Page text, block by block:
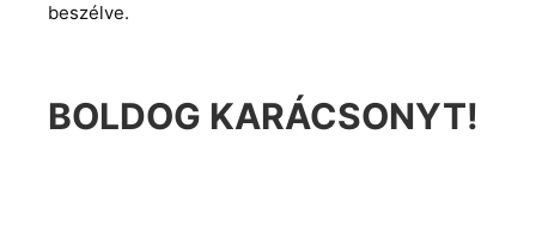
beszélve.
BOLDOG KARÁCSONYT!